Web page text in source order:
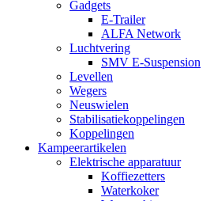
Gadgets
E-Trailer
ALFA Network
Luchtvering
SMV E-Suspension
Levellen
Wegers
Neuswielen
Stabilisatiekoppelingen
Koppelingen
Kampeerartikelen
Elektrische apparatuur
Koffiezetters
Waterkoker